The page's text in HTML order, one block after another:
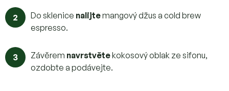
Do sklenice nalijtemangový džus a cold brew
espresso.
Závěrem navrstvětekokosový oblak ze sifonu,
ozdobte a podávejte.